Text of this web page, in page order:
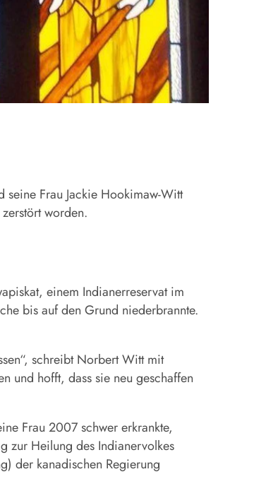
Frau Jackie Hookimaw-Witt
worden.
einem Indianerreservat im
bis auf den Grund niederbrannte.
schreibt Norbert Witt mit
und hofft, dass sie neu geschaffen
Frau 2007 schwer erkrankte,
zur Heilung des Indianervolkes
der kanadischen Regierung